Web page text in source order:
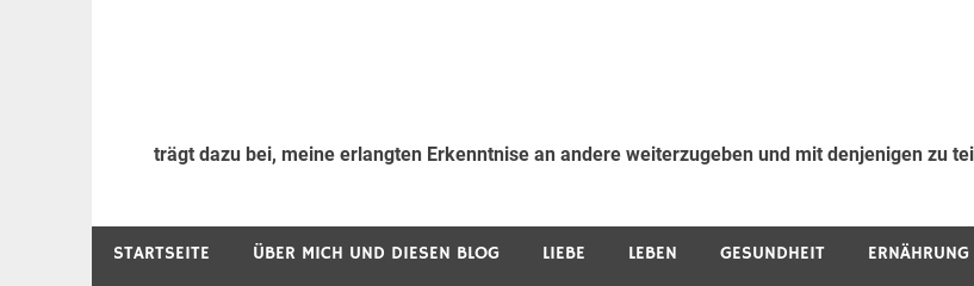
trägt dazu bei, meine erlangten Erkenntnise an andere weiterzugeben und mit denjenigen zu
STARTSEITE ÜBER MICH UND DIESEN BLOG LIEBE LEBEN GESUNDHEIT ERNÄHRUNG